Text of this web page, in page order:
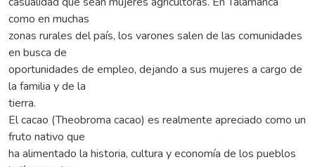
como en muchas
zonas rurales del país, los varones salen de las comunidades
en busca de
oportunidades de empleo, dejando a sus mujeres a cargo de
la familia y de la
tierra.
El cacao (Theobroma cacao) es realmente apreciado como un
fruto nativo que
ha alimentado la historia, cultura y economía de los pueblos